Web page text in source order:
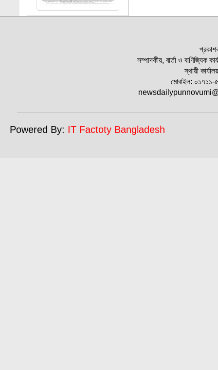
সম্পাদকীয়, বার্তা ও বাণিজ্যিক
স্থায়ী
মোবাইল:
Powered By: IT Factoty Bangladesh